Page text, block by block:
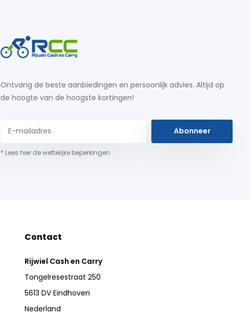
Ontvang de beste aanbiedingen en persoonlijk advies. Altijd op
de hoogte van de hoogste kortingen!
Abonneer
* Lees hier de wettelijke beperkingen
Contact
Rijwiel Cash en Carry
Tongelresestraat 250
5613 DV Eindhoven
Nederland